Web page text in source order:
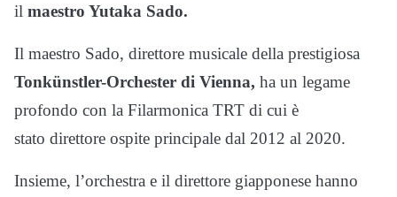
il maestro Yutaka Sado.
Il maestro Sado, direttore musicale della prestigiosa
Tonkünstler-Orchester di Vienna, ha un legame
profondo con la Filarmonica TRT di cui è
stato direttore ospite principale dal 2012 al 2020.
Insieme, l’orchestra e il direttore giapponese hanno